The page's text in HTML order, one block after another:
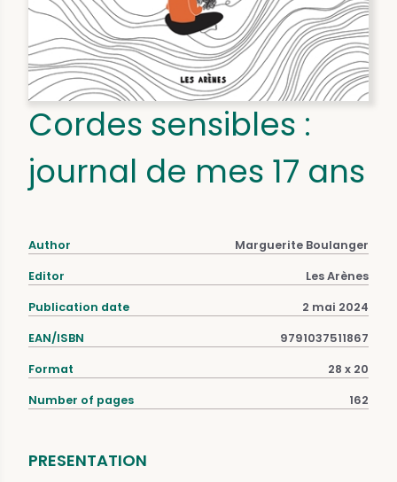
Cordes sensibles :
journal de mes 17 ans
Author Marguerite Boulanger
Editor Les Arènes
Publication date 2 mai 2024
EAN/ISBN 9791037511867
Format 28 x 20
Number of pages 162
PRESENTATION